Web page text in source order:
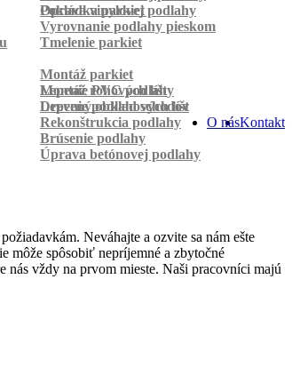
Pokládka parkiet
Oprava vinylovej podlahy
Vyrovnanie podlahy pieskom
Tmelenie parkiet
Montáž parkiet
Montáž rohových líšt
Lepenie PVC podlahy
Lepenie podlahových líšt
Drevený obklad schodov
Rekonštrukcia podlahy
Brúsenie podlahy
Úprava betónovej podlahy
Kontakt
O nás
Neváhajte a ozvite sa nám ešte
môže spôsobiť nepríjemné a zbytočné
vždy na prvom mieste. Naši pracovníci majú